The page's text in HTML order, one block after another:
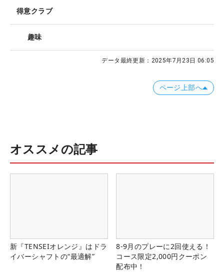
得意クラブ
趣味
データ最終更新： 2025年7月23日 06:05
ページ上部へ
オススメの記事
新『TENSEIオレンジ』はドラ
イバーシャフトの“最適解”
8-9月のプレーに2回使える！
コース限定2,000円クーポン
配布中！